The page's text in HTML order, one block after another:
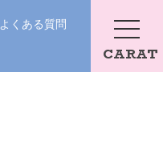
よくある質問
CARAT